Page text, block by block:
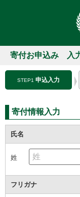
寄付お申込み 入
STEP1 申込入力
寄付情報入力
氏名
姓
フリガナ